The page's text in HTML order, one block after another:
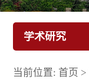
学术研究
当前位置: 首页 >